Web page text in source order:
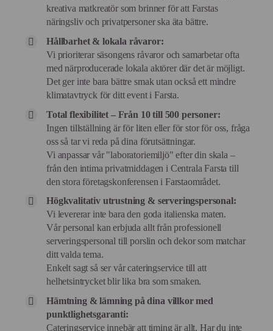
kreativa matkreatör som brinner för att Farstas
näringsliv och privatpersoner ska äta bättre.
Hållbarhet & lokala råvaror:
Vi prioriterar säsongens råvaror och samarbetar ofta
med närproducerade lokala aktörer där det är möjligt.
Det ger inte bara bättre smak utan också ett mindre
klimatavtryck för ditt event i Farsta.
Total flexibilitet – Från 10 till 500 personer:
Ingen tillställning är för liten eller för stor för oss, fråga
oss så tar vi reda på dina förutsättningar.
Vi anpassar vår "laboratoriemiljö" efter din skala –
från den intima privatmiddagen i Centrala Farsta till
den stora företagskonferensen i Farstaområdet.
Högkvalitativ utrustning & serveringspersonal:
Vi levererar inte bara den goda italienska maten.
Vår personal kan erbjuda allt från professionell
serveringspersonal till porslin och dekor som matchar
ditt valda tema.
Enkelt sagt så ser vår cateringservice till att
helhetsintrycket blir lika bra som smaken.
Hämtning & lämning på dina villkor med
punktlighetsgaranti:
Cateringservice innebär att timing är allt. Har du inte